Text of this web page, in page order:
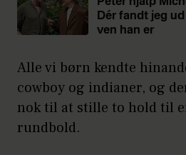
Peter hjalp
Dér fandt jeg
ven han er
Alle vi børn kendte
cowboy og indianer, og
nok til at stille to hold til
rundbold.